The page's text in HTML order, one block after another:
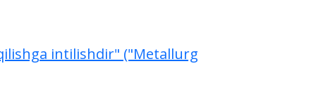
intilishdir" ("Metallurg